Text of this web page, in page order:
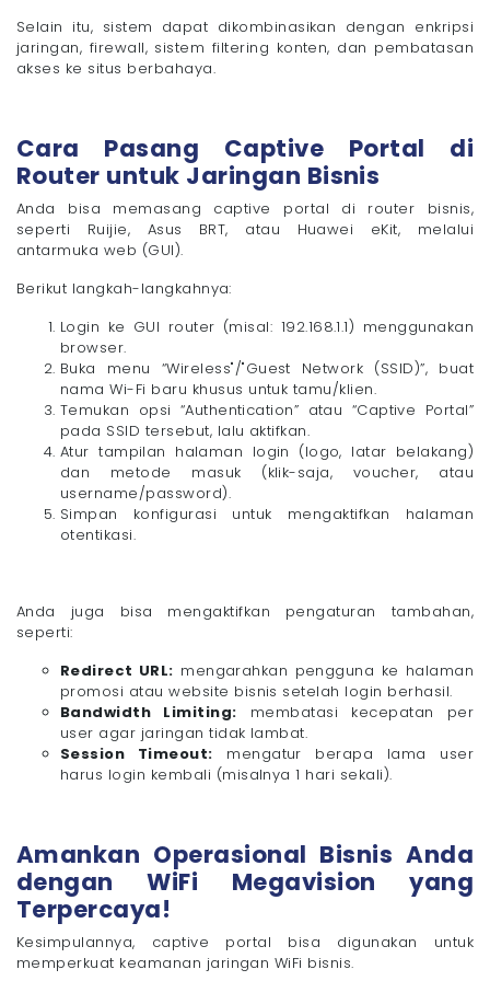
Selain itu, sistem dapat dikombinasikan dengan enkripsi
jaringan, firewall, sistem filtering konten, dan pembatasan
akses ke situs berbahaya.
Cara Pasang Captive Portal di
Router untuk Jaringan Bisnis
Anda bisa memasang captive portal di router bisnis,
seperti Ruijie, Asus BRT, atau Huawei eKit, melalui
antarmuka web (GUI).
Berikut langkah-langkahnya:
Login ke GUI router (misal: 192.168.1.1) menggunakan
browser.
Buka menu “Wireless"/"Guest Network (SSID)”, buat
nama Wi-Fi baru khusus untuk tamu/klien.
Temukan opsi “Authentication” atau “Captive Portal”
pada SSID tersebut, lalu aktifkan.
Atur tampilan halaman login (logo, latar belakang)
dan metode masuk (klik-saja, voucher, atau
username/password).
Simpan konfigurasi untuk mengaktifkan halaman
otentikasi.
Anda juga bisa mengaktifkan pengaturan tambahan,
seperti:
Redirect URL: mengarahkan pengguna ke halaman
promosi atau website bisnis setelah login berhasil.
Bandwidth Limiting: membatasi kecepatan per
user agar jaringan tidak lambat.
Session Timeout: mengatur berapa lama user
harus login kembali (misalnya 1 hari sekali).
Amankan Operasional Bisnis Anda
dengan WiFi Megavision yang
Terpercaya!
Kesimpulannya, captive portal bisa digunakan untuk
memperkuat keamanan jaringan WiFi bisnis.